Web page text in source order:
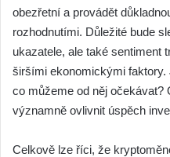
obezřetní a provádět
rozhodnutími. Důležité bude
ukazatele, ale také sentiment
širšími ekonomickými
co můžeme od něj očekávat?
významně ovlivnit úspěch
Celkově lze říci, že